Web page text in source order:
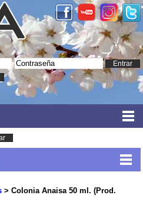
Entrar
> Colonia Anaisa 50 ml. (Prod.